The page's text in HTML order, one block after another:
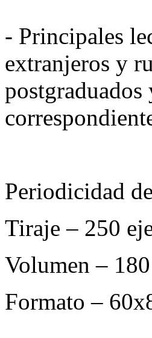
- Principales
extranjeros y
postgraduados
Periodicidad
Tiraje – 250
Volumen –
Formato –